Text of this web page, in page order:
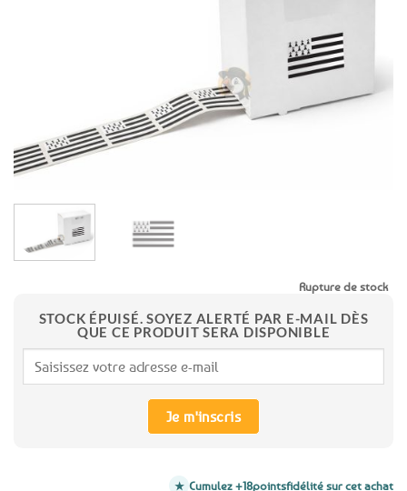
Rupture de stock
STOCK ÉPUISÉ. SOYEZ ALERTÉ PAR E-MAIL DÈS
QUE CE PRODUIT SERA DISPONIBLE
Je m'inscris
Cumulez +18pointsfidélité sur cet achat